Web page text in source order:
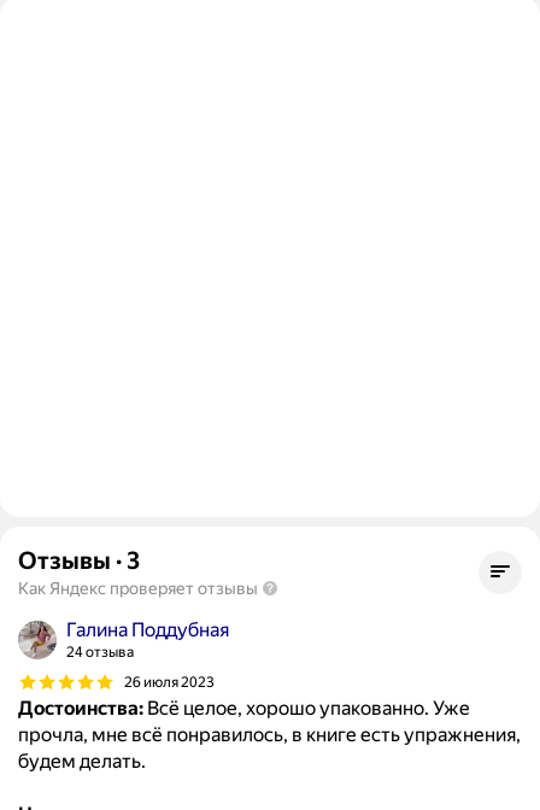
Отзывы · 3
Как Яндекс проверяет отзывы
Галина Поддубная
24 отзыва
26 июля 2023
Достоинства: Всё целое, хорошо упакованно. Уже
прочла, мне всё понравилось, в книге есть упражнения,
будем делать.